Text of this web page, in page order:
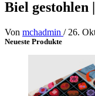
Biel gestohlen
Von mchadmin / 26.
Neueste Produkte